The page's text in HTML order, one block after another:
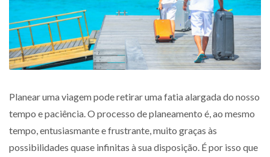
Planear uma viagem pode retirar uma fatia alargada do nosso
tempo e paciência. O processo de planeamento é, ao mesmo
tempo, entusiasmante e frustrante, muito graças às
possibilidades quase infinitas à sua disposição. É por isso que